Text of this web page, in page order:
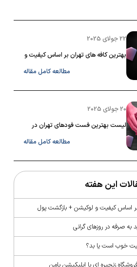
22 جولای 2025
بهترین کافه های تهران بر اساس کیفیت و
لوکیشن + بازگشت پولمطالعه کامل مقاله
20 جولای 2025
لیست بهترین فست فودهای تهران در
سال ۱۴۰۴
مطالعه کامل مقاله
این هفته
بر اساس کیفیت و لوکیشن + بازگشت پول
خوب است یا بد؟